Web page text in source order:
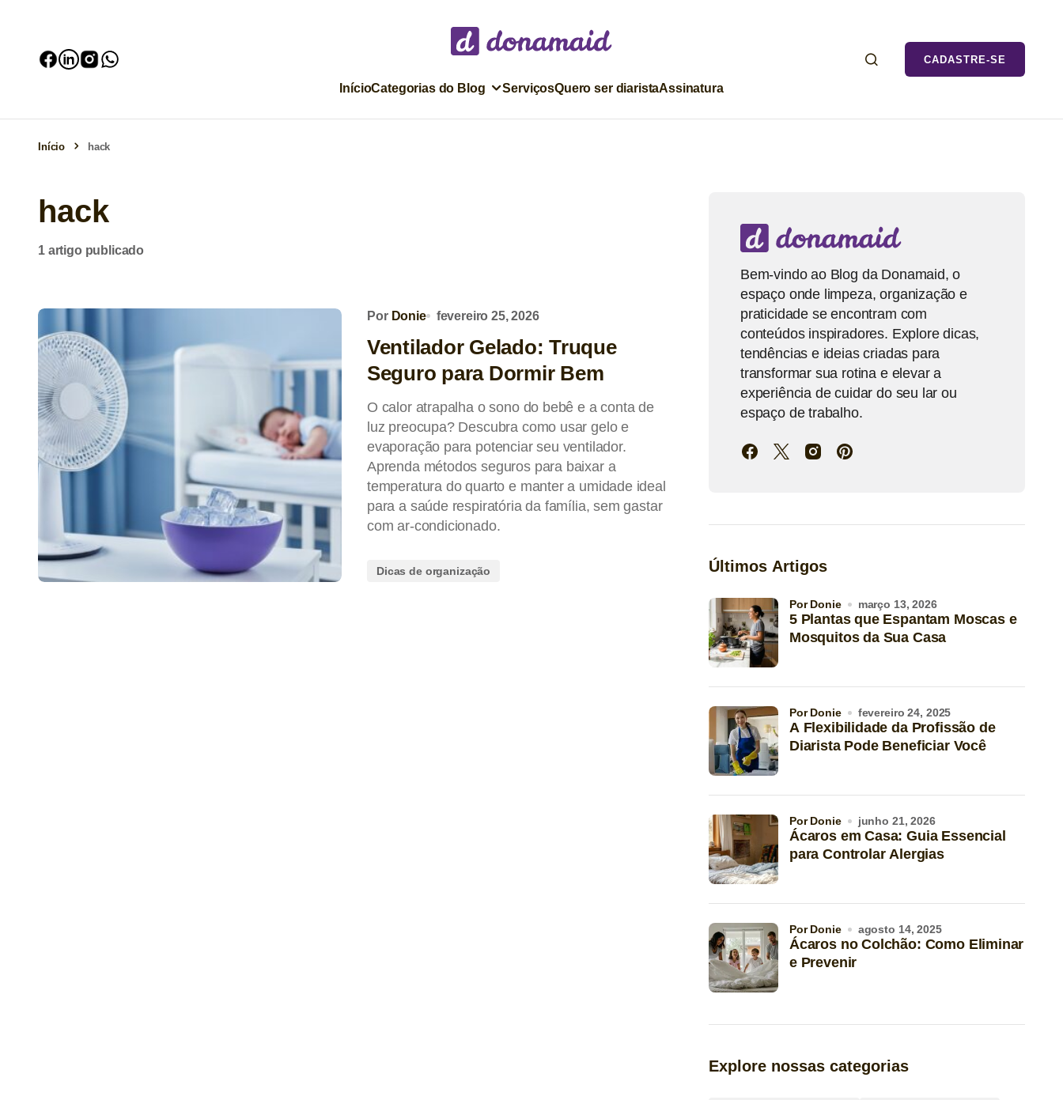
CADASTRE-SE
InícioCategorias do Blog ServiçosQuero ser diaristaAssinatura
Início hack
hack
1 artigo publicado
Por Donie fevereiro 25, 2026
Ventilador Gelado: Truque
Seguro para Dormir Bem
O calor atrapalha o sono do bebê e a conta de
luz preocupa? Descubra como usar gelo e
evaporação para potenciar seu ventilador.
Aprenda métodos seguros para baixar a
temperatura do quarto e manter a umidade ideal
para a saúde respiratória da família, sem gastar
com ar-condicionado.
Dicas de organização
Bem-vindo ao Blog da Donamaid, o
espaço onde limpeza, organização e
praticidade se encontram com
conteúdos inspiradores. Explore dicas,
tendências e ideias criadas para
transformar sua rotina e elevar a
experiência de cuidar do seu lar ou
espaço de trabalho.
Últimos Artigos
5 Plantas que Espantam Moscas e
Mosquitos da Sua Casa
por Donie março 13, 2026
A Flexibilidade da Profissão de
Diarista Pode Beneficiar Você
por Donie fevereiro 24, 2025
Ácaros em Casa: Guia Essencial
para Controlar Alergias
por Donie junho 21, 2026
Ácaros no Colchão: Como Eliminar
e Prevenir
por Donie agosto 14, 2025
Explore nossas categorias